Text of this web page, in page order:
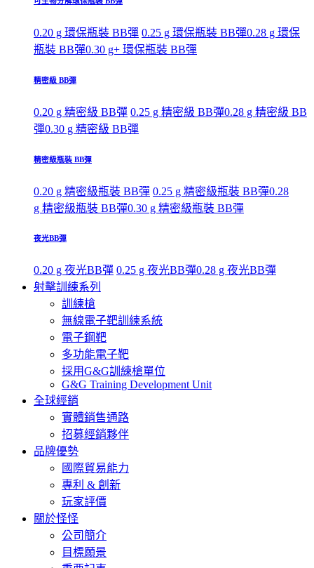
0.20 g 環保瓶裝 BB彈 0.25 g 環保瓶裝 BB彈0.28 g 環保
瓶裝 BB彈0.30 g+ 環保瓶裝 BB彈
精密級 BB彈
0.20 g 精密級 BB彈 0.25 g 精密級 BB彈0.28 g 精密級 BB
彈0.30 g 精密級 BB彈
精密級瓶裝 BB彈
0.20 g 精密級瓶裝 BB彈 0.25 g 精密級瓶裝 BB彈0.28
g 精密級瓶裝 BB彈0.30 g 精密級瓶裝 BB彈
夜光BB彈
0.20 g 夜光BB彈 0.25 g 夜光BB彈0.28 g 夜光BB彈
射擊訓練系列
訓練槍
無線電子靶訓練系統
電子鋼靶
多功能電子靶
採用G&G訓練槍單位
G&G Training Development Unit
全球經銷
實體銷售通路
招募經銷夥伴
品牌優勢
國際貿易能力
專利 & 創新
玩家評價
關於怪怪
公司簡介
目標願景